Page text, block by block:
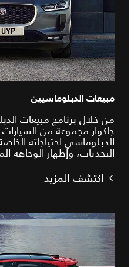
مبيعات الدبلوماسيين
من خلال برنامج مبيعات
جاكوار مجموعة من
الدبلوماسي احتياجاته
التحديات، وإظهار الوجاهة
اكتشف المزيد